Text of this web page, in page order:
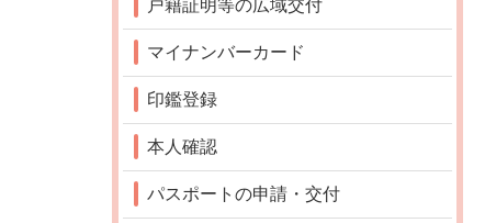
戸籍証明等の広域交付
マイナンバーカード
印鑑登録
本人確認
パスポートの申請・交付